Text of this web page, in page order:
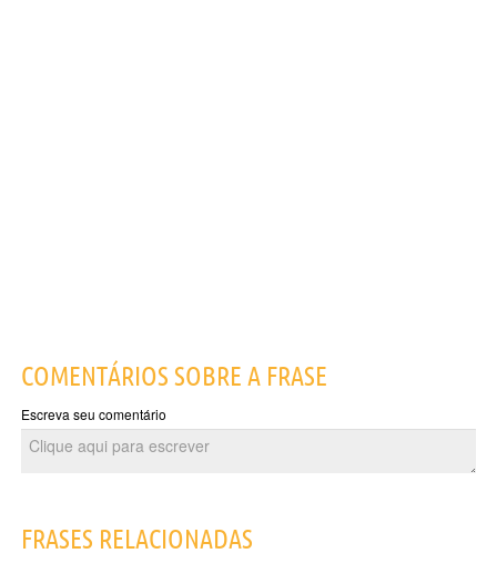
COMENTÁRIOS SOBRE A FRASE
Escreva seu comentário
FRASES RELACIONADAS